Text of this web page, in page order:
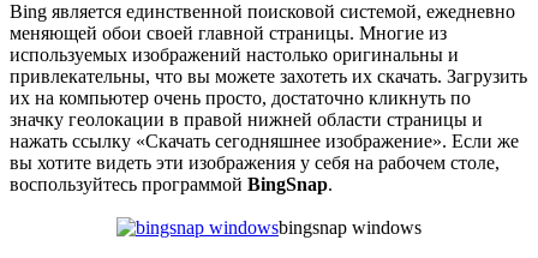
Bing является единственной поисковой системой, ежедневно
меняющей обои своей главной страницы. Многие из
используемых изображений настолько оригинальны и
привлекательны, что вы можете захотеть их скачать. Загрузить
их на компьютер очень просто, достаточно кликнуть по
значку геолокации в правой нижней области страницы и
нажать ссылку «Скачать сегодняшнее изображение». Если же
вы хотите видеть эти изображения у себя на рабочем столе,
воспользуйтесь программой BingSnap.
bingsnap windows